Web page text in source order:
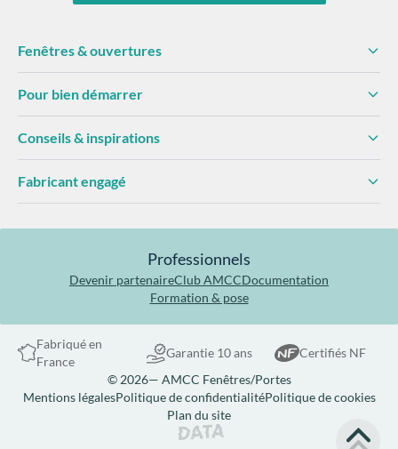
Fenêtres & ouvertures
Pour bien démarrer
Conseils & inspirations
Fabricant engagé
Professionnels
Devenir partenaireClub AMCCDocumentation
Formation & pose
Fabriqué en
France
Garantie 10 ans
Certifiés NF
© 2026— AMCC Fenêtres/Portes
Mentions légalesPolitique de confidentialitéPolitique de cookies
Plan du site
Site réalisé par Data Projekt